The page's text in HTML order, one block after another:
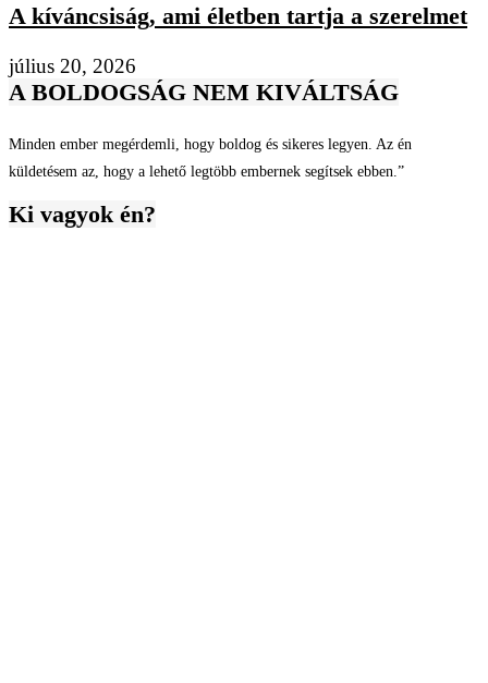
A kíváncsiság, ami életben tartja a szerelmet
július 20, 2026
A BOLDOGSÁG NEM KIVÁLTSÁG
Minden ember megérdemli, hogy boldog és sikeres legyen. Az én
küldetésem az, hogy a lehető legtöbb embernek segítsek ebben.”
Ki vagyok én?